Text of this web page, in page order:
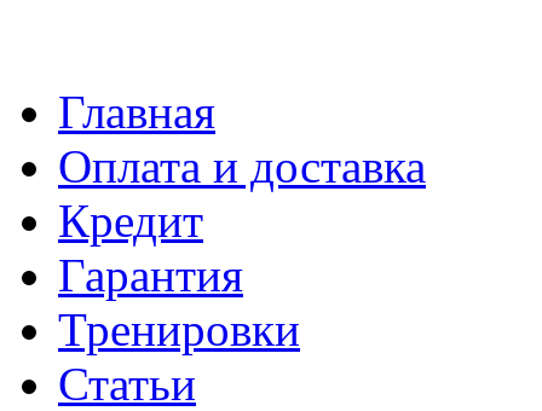
Главная
Оплата и доставка
Кредит
Гарантия
Тренировки
Статьи